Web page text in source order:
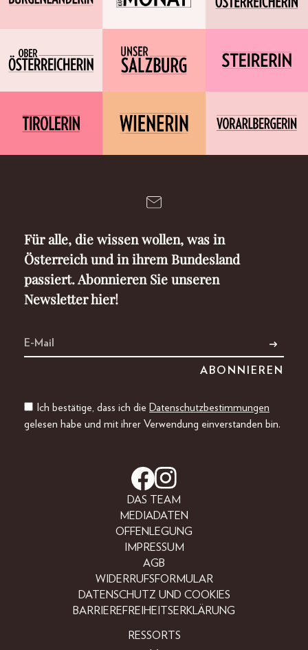
Für alle, die wissen wollen, was in
Österreich und in ihrem Bundesland
passiert. Abonnieren Sie unseren
Newsletter hier!
Ich bestätige, dass ich die Datenschutzbestimmungen
gelesen habe und mit ihrer Verwendung einverstanden bin.
DAS TEAM
MEDIADATEN
OFFENLEGUNG
IMPRESSUM
AGB
WIDERRUFSFORMULAR
DATENSCHUTZ UND COOKIES
BARRIEREFREIHEITSERKLÄRUNG
RESSORTS